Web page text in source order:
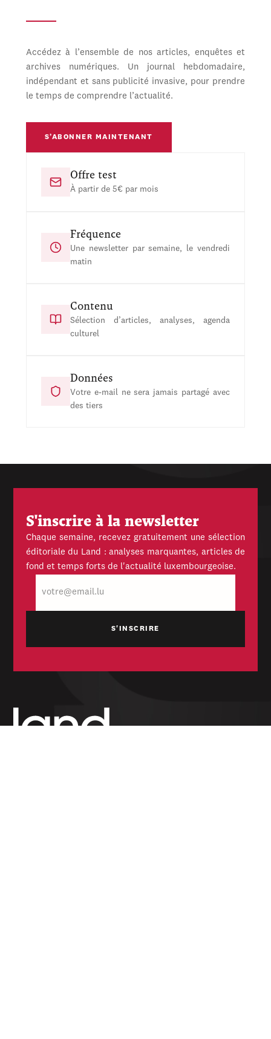
Accédez à l’ensemble de nos articles, enquêtes et
archives numériques. Un journal hebdomadaire,
indépendant et sans publicité invasive, pour prendre
le temps de comprendre l’actualité.
S’ABONNER MAINTENANT
Offre test
À partir de 5€ par mois
Fréquence
Une newsletter par semaine, le vendredi
matin
Contenu
Sélection d’articles, analyses, agenda
culturel
Données
Votre e-mail ne sera jamais partagé avec
des tiers
S'inscrire à la newsletter
Chaque semaine, recevez gratuitement une sélection
éditoriale du Land : analyses marquantes, articles de
fond et temps forts de l'actualité luxembourgeoise.
mail